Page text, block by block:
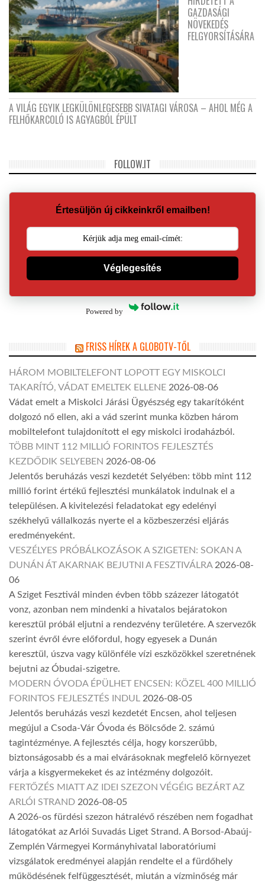
GAZDASÁGI
NÖVEKEDÉS
FELGYORSÍTÁSÁRA
A VILÁG EGYIK LEGKÜLÖNLEGESEBB SIVATAGI VÁROSA – AHOL MÉG A
FELHŐKARCOLÓ IS AGYAGBÓL ÉPÜLT
FOLLOW.IT
Értesüljön új cikkeinkről emailben!
Véglegesítés
Powered by
FRISS HÍREK A GLOBOTV-TŐL
HÁROM MOBILTELEFONT LOPOTT EGY MISKOLCI
TAKARÍTÓ, VÁDAT EMELTEK ELLENE 2026-08-06
Vádat emelt a Miskolci Járási Ügyészség egy takarítóként
dolgozó nő ellen, aki a vád szerint munka közben három
mobiltelefont tulajdonított el egy miskolci irodaházból.
TÖBB MINT 112 MILLIÓ FORINTOS FEJLESZTÉS
KEZDŐDIK SELYEBEN 2026-08-06
Jelentős beruházás veszi kezdetét Selyében: több mint 112
millió forint értékű fejlesztési munkálatok indulnak el a
településen. A kivitelezési feladatokat egy edelényi
székhelyű vállalkozás nyerte el a közbeszerzési eljárás
eredményeként.
VESZÉLYES PRÓBÁLKOZÁSOK A SZIGETEN: SOKAN A
DUNÁN ÁT AKARNAK BEJUTNI A FESZTIVÁLRA 2026-08-
06
A Sziget Fesztivál minden évben több százezer látogatót
vonz, azonban nem mindenki a hivatalos bejáratokon
keresztül próbál eljutni a rendezvény területére. A szervezők
szerint évről évre előfordul, hogy egyesek a Dunán
keresztül, úszva vagy különféle vízi eszközökkel szeretnének
bejutni az Óbudai-szigetre.
MODERN ÓVODA ÉPÜLHET ENCSEN: KÖZEL 400 MILLIÓ
FORINTOS FEJLESZTÉS INDUL 2026-08-05
Jelentős beruházás veszi kezdetét Encsen, ahol teljesen
megújul a Csoda-Vár Óvoda és Bölcsőde 2. számú
tagintézménye. A fejlesztés célja, hogy korszerűbb,
biztonságosabb és a mai elvárásoknak megfelelő környezet
várja a kisgyermekeket és az intézmény dolgozóit.
FERTŐZÉS MIATT AZ IDEI SZEZON VÉGÉIG BEZÁRT AZ
ARLÓI STRAND 2026-08-05
A 2026-os fürdési szezon hátralévő részében nem fogadhat
látogatókat az Arlói Suvadás Liget Strand. A Borsod-Abaúj-
Zemplén Vármegyei Kormányhivatal laboratóriumi
vizsgálatok eredményei alapján rendelte el a fürdőhely
működésének felfüggesztését, miután a vízminőség már